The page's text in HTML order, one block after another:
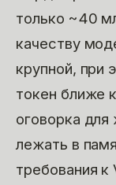
только ~40
качеству
крупной, при
токен ближе
оговорка
лежать в
требования